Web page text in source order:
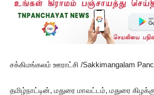
சக்கிமங்கலம் ஊராட்சி /Sakkimangalam
தமிழ்நாட்டின், மதுரை மாவட்டம், மதுரை